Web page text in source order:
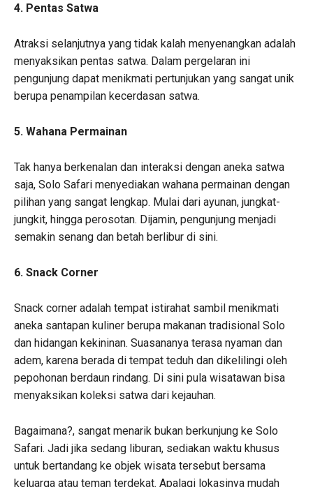
4. Pentas Satwa
Atraksi selanjutnya yang tidak kalah menyenangkan adalah
menyaksikan pentas satwa. Dalam pergelaran ini
pengunjung dapat menikmati pertunjukan yang sangat unik
berupa penampilan kecerdasan satwa.
5. Wahana Permainan
Tak hanya berkenalan dan interaksi dengan aneka satwa
saja, Solo Safari menyediakan wahana permainan dengan
pilihan yang sangat lengkap. Mulai dari ayunan, jungkat-
jungkit, hingga perosotan. Dijamin, pengunjung menjadi
semakin senang dan betah berlibur di sini.
6. Snack Corner
Snack corner adalah tempat istirahat sambil menikmati
aneka santapan kuliner berupa makanan tradisional Solo
dan hidangan kekininan. Suasananya terasa nyaman dan
adem, karena berada di tempat teduh dan dikelilingi oleh
pepohonan berdaun rindang. Di sini pula wisatawan bisa
menyaksikan koleksi satwa dari kejauhan.
Bagaimana?, sangat menarik bukan berkunjung ke Solo
Safari. Jadi jika sedang liburan, sediakan waktu khusus
untuk bertandang ke objek wisata tersebut bersama
keluarga atau teman terdekat. Apalagi lokasinya mudah